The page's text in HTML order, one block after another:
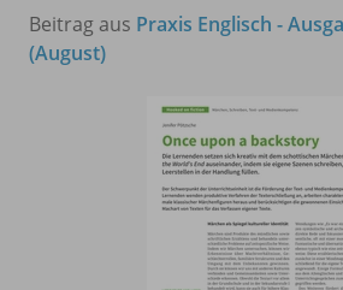
Beitrag aus Praxis Englisch -
(August)